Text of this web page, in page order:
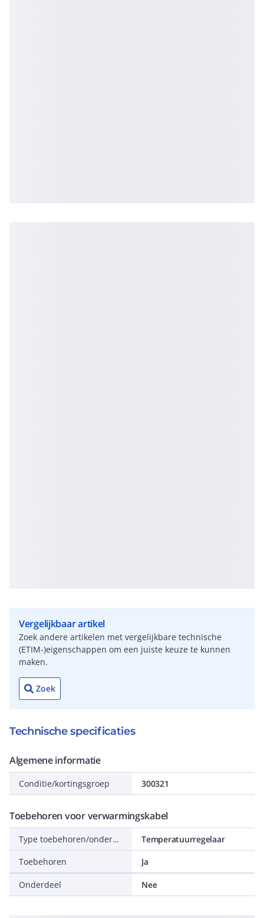
Vergelijkbaar artikel
Zoek andere artikelen met vergelijkbare technische
(ETIM-)eigenschappen om een juiste keuze te kunnen
maken.
Zoek
Technische specificaties
Algemene informatie
Conditie/kortingsgroep 300321
Toebehoren voor verwarmingskabel
Type toebehoren/onderdelen
Temperatuurregelaar
Toebehoren
Ja
Onderdeel Nee